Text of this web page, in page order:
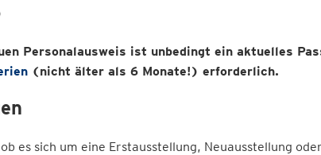
Personalausweis ist unbedingt ein aktuelles
(nicht älter als 6 Monate!) erforderlich.
es sich um eine Erstausstellung, Neuausstellung